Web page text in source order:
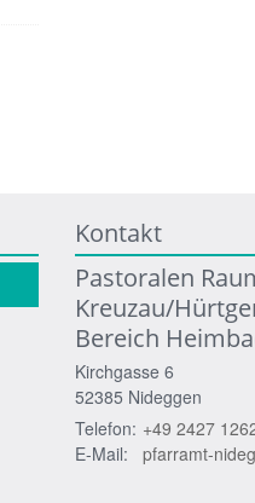
Kontakt
Pastoralen
Kreuzau/
Bereich
Kirchgasse 6
52385 Nideggen
Telefon: +49 2427
E-Mail:
pfarramt-